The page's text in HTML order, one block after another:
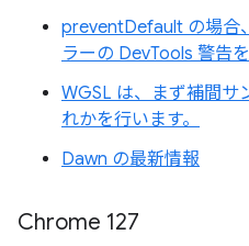
preventDefault の場合
ラーの DevTools 警告
WGSL は、まず補間サ
れかを行います。
Dawn の最新情報
Chrome 127